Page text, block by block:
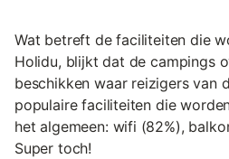
Wat betreft de faciliteiten die
Holidu, blijkt dat de campings
beschikken waar reizigers van
populaire faciliteiten die
het algemeen: wifi (82%),
Super toch!